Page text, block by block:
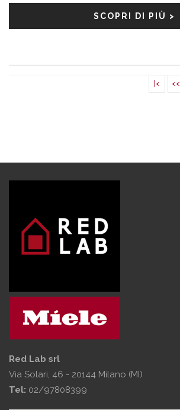
SCOPRI DI PIÙ >
|< <<
Red Lab srl
Via Solari, 46 - 20144 Milano (MI)
Tel: 02/97808399